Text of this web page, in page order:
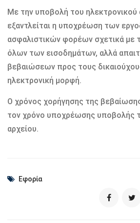
Με την υποβολή του ηλεκτρονικού
εξαντλείται η υποχρέωση των
ασφαλιστικών φορέων σχετικά με
όλων των εισοδημάτων, αλλά
βεβαιώσεων προς τους
ηλεκτρονική μορφή.
Ο χρόνος χορήγησης της βεβαίωσης
τον χρόνο υποχρέωσης υποβολής
αρχείου.
Εφορία